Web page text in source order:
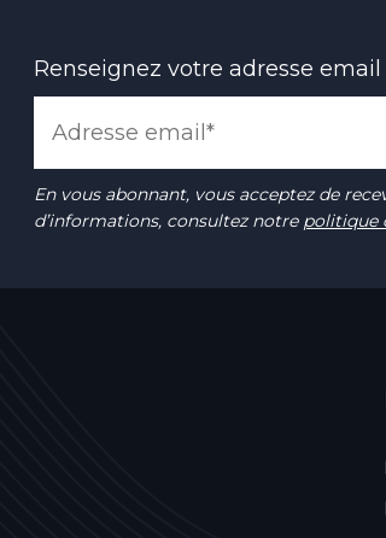
Renseignez votre adresse email
En vous abonnant, vous acceptez de
d’informations, consultez notre politique